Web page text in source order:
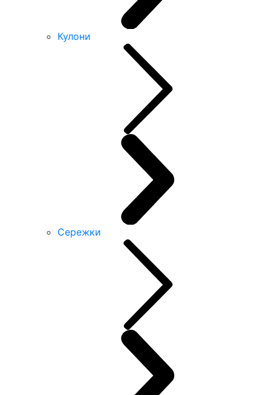
Кулони
Сережки